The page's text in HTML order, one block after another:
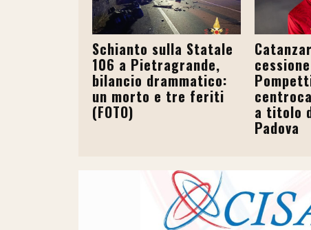
Schianto sulla Statale
106 a Pietragrande,
bilancio drammatico:
un morto e tre feriti
(FOTO) a titolo
Padova